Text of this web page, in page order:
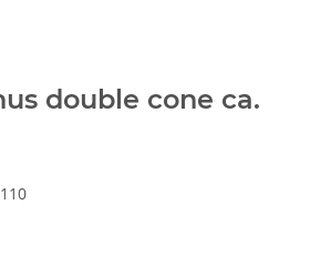
double cone ca.